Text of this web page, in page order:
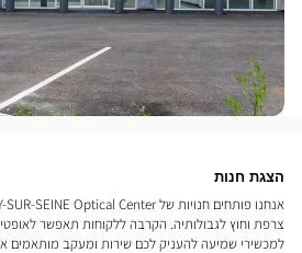
הצגת חנות
צרפת וחוץ לגבולותיה. הקרבה ללקוחות תאפשר